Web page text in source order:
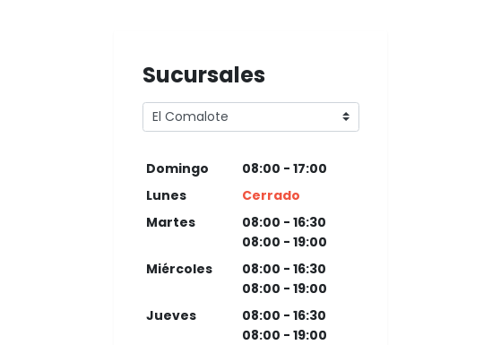
Sucursales
Domingo
08:00 - 17:00
Lunes
Cerrado
Martes
08:00 - 16:30
08:00 - 19:00
Miércoles
08:00 - 16:30
08:00 - 19:00
Jueves
08:00 - 16:30
08:00 - 19:00